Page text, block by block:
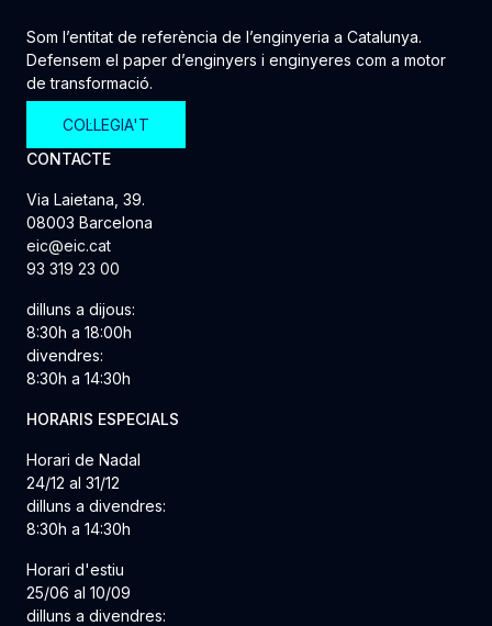
Som l’entitat de referència de l’enginyeria a Catalunya.
Defensem el paper d’enginyers i enginyeres com a motor
de transformació.
COL·LEGIA'T
CONTACTE
Via Laietana, 39.
08003 Barcelona
eic@eic.cat
93 319 23 00
dilluns a dijous:
8:30h a 18:00h
divendres:
8:30h a 14:30h
HORARIS ESPECIALS
Horari de Nadal
24/12 al 31/12
dilluns a divendres:
8:30h a 14:30h
Horari d'estiu
25/06 al 10/09
dilluns a divendres: